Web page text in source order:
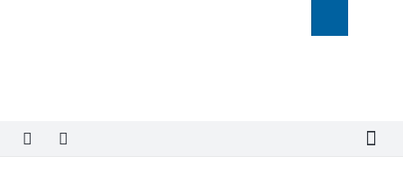
košík